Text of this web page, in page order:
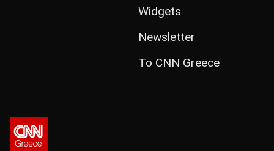
Widgets
Newsletter
Το CNN Greece